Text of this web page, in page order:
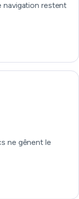
navigation restent
ne gênent le